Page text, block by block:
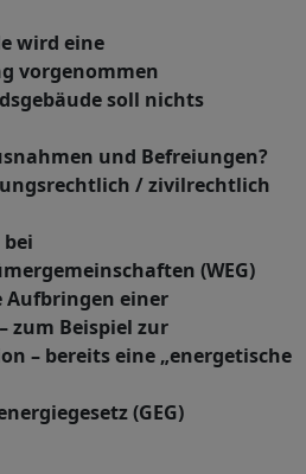
wird eine
vorgenommen
soll nichts
und Befreiungen?
/ zivilrechtlich
(WEG)
Aufbringen einer
zum Beispiel zur
– bereits eine „energetische
(GEG)